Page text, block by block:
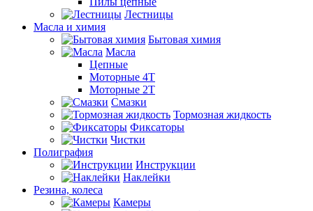
Лестницы
Масла и химия
Бытовая химия
Масла
Цепные
Моторные 4Т
Моторные 2Т
Смазки
Тормозная жидкость
Фиксаторы
Чистки
Полиграфия
Инструкции
Наклейки
Резина, колеса
Камеры